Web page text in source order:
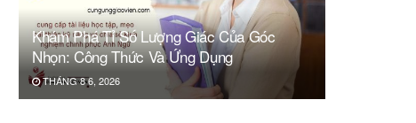
Khám Phá Tỉ Số Lượng Giác Của Góc
Nhọn: Công Thức Và Ứng Dụng
THÁNG 8 6, 2026